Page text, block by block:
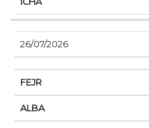
26/07/2026